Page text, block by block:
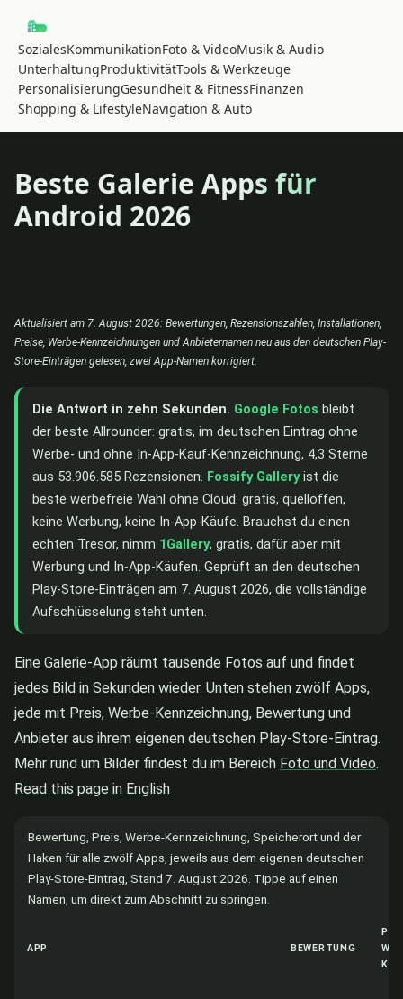
SozialesKommunikationFoto & VideoMusik & Audio
UnterhaltungProduktivitätTools & Werkzeuge
PersonalisierungGesundheit & FitnessFinanzen
Shopping & LifestyleNavigation & Auto
Beste Galerie Apps für
Android 2026
Aktualisiert am 7. August 2026: Bewertungen, Rezensionszahlen, Installationen,
Preise, Werbe-Kennzeichnungen und Anbieternamen neu aus den deutschen Play-
Store-Einträgen gelesen, zwei App-Namen korrigiert.
Die Antwort in zehn Sekunden. Google Fotos bleibt
der beste Allrounder: gratis, im deutschen Eintrag ohne
Werbe- und ohne In-App-Kauf-Kennzeichnung, 4,3 Sterne
aus 53.906.585 Rezensionen. Fossify Galleryist die
beste werbefreie Wahl ohne Cloud: gratis, quelloffen,
keine Werbung, keine In-App-Käufe. Brauchst du einen
echten Tresor, nimm 1Gallery, gratis, dafür aber mit
Werbung und In-App-Käufen. Geprüft an den deutschen
Play-Store-Einträgen am 7. August 2026, die vollständige
Aufschlüsselung steht unten.
Eine Galerie-App räumt tausende Fotos auf und findet
jedes Bild in Sekunden wieder. Unten stehen zwölf Apps,
jede mit Preis, Werbe-Kennzeichnung, Bewertung und
Anbieter aus ihrem eigenen deutschen Play-Store-Eintrag.
Mehr rund um Bilder findest du im Bereich Foto und Video.
Read this page in English
Bewertung, Preis, Werbe-Kennzeichnung, Speicherort und der
Haken für alle zwölf Apps, jeweils aus dem eigenen deutschen
Play-Store-Eintrag, Stand 7. August 2026. Tippe auf einen
Namen, um direkt zum Abschnitt zu springen.
APP BEWERTUNG